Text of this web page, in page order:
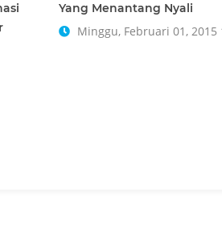
Yang Menantang Nyali
Minggu, Februari 01, 2015